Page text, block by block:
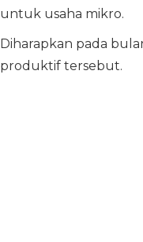
untuk usaha mikro.
Diharapkan pada
produktif tersebut.